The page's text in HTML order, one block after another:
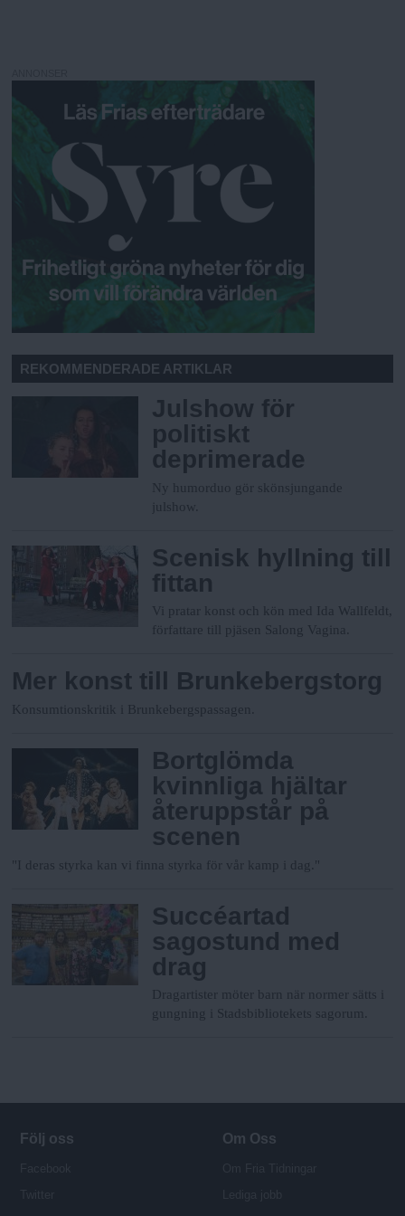
REKOMMENDERADE ARTIKLAR
Julshow för
politiskt
deprimerade
Ny humorduo gör skönsjungande
julshow.
Scenisk hyllning till
fittan
Vi pratar konst och kön med Ida Wallfeldt,
författare till pjäsen Salong Vagina.
Mer konst till Brunkebergstorg
Konsumtionskritik i Brunkebergspassagen.
Bortglömda
kvinnliga hjältar
återuppstår på
scenen
"I deras styrka kan vi finna styrka för vår kamp i dag."
Succéartad
sagostund med
drag
Dragartister möter barn när normer sätts i
gungning i Stadsbibliotekets sagorum.
Följ oss Om Oss